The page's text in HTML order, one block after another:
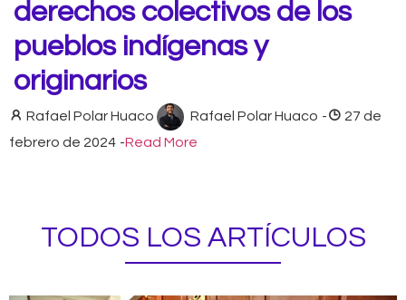
derechos colectivos de los
pueblos indígenas y
originarios
Rafael Polar Huaco Rafael Polar Huaco -
27 de
febrero de 2024 -Read More
TODOS LOS ARTÍCULOS